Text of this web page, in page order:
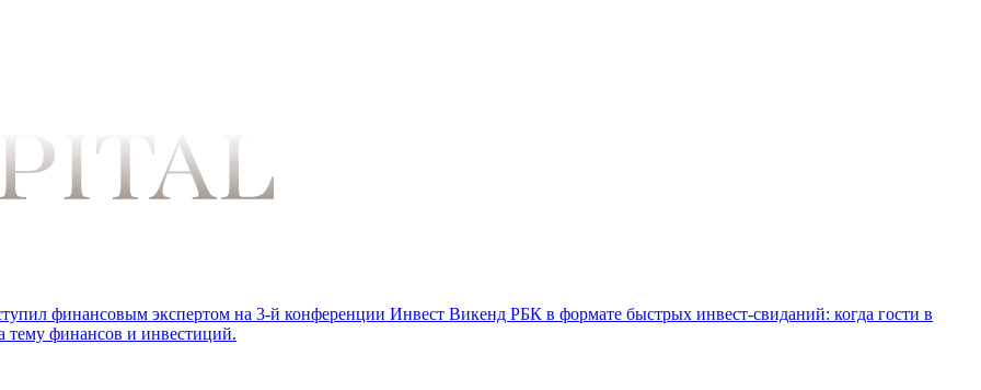
финансовым экспертом на 3-й конференции Инвест Викенд РБК в формате быстрых инвест-свиданий: когда гости в
тему финансов и инвестиций.